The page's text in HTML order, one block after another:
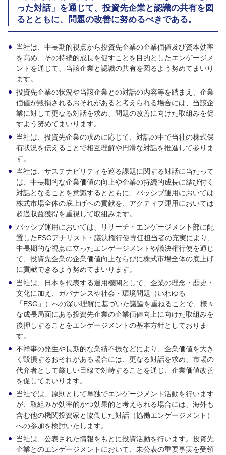
った対話」を通じて、投資先企業と認識の共有を図
るとともに、問題の改善に努めるべきである。
当社は、中長期的視点から投資先企業の企業価値及び資本効率
を高め、その持続的成長を促すことを目的としたエンゲージメ
ントを通じて、当該企業と認識の共有を図るよう努めてまいり
ます。
投資先企業の状況や当該企業との対話の内容等を踏まえ、企業
価値が毀損されるおそれがあると考えられる場合には、当該企
業に対して更なる対話を求め、問題の改善に向けた取組みを促
すよう努めてまいります。
当社は、投資先企業の求めに応じて、対話の中で当社の株式保
有状況を伝えることで相互理解や円滑な対話を推進して参りま
す。
当社は、サステナビリティを巡る課題に関する対話に当たって
は、中長期的な企業価値の向上や企業の持続的成長に結び付く
対話となることを意識するとともに、パッシブ運用においては
株式市場全体の底上げへの貢献を、アクティブ運用においては
超過収益獲得を重視して取組みます。
パッシブ運用においては、リサーチ・エンゲージメント部に配
置したESGアナリスト・議決権行使専任担当者の充実により、
中長期的な視点に立ったエンゲージメントや議決権行使を通じ
て、投資先企業の企業価値向上ならびに株式市場全体の底上げ
に貢献できるよう努めてまいります。
当社は、日本を代表する運用機関として、企業の理念・歴史・
文化に加え、ガバナンスや社会・環境問題（いわゆる
「ESG」）への深い理解に基づいた議論を重ねることで、様々
な成長局面にある投資先企業の企業価値向上に向けた取組みを
後押しすることをエンゲージメントの基本方針としておりま
す。
不祥事の発生や長期的な業績不振などにより、企業価値を大き
く毀損するおそれがある場合には、更なる対話を求め、市場の
代弁者として厳しい目線で対峙することを通じ、企業価値改善
を促してまいります。
当社では、原則として単独でエンゲージメント活動を行います
が、取組みが効率的かつ効果的と考えられる場合には、海外も
含む他の機関投資家と協働した対話（協働エンゲージメント）
への参加を検討いたします。
当社は、公表された情報をもとに投資活動を行います。投資先
企業とのエンゲージメントにおいて、未公表の重要事実を受領